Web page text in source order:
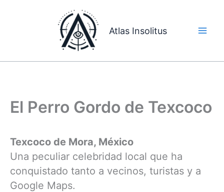
Atlas Insolitus
El Perro Gordo de Texcoco
Texcoco de Mora, México
Una peculiar celebridad local que ha
conquistado tanto a vecinos, turistas y a
Google Maps.